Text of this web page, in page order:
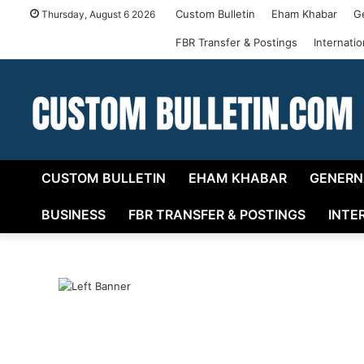
Thursday, August 6 2026 Custom Bulletin Eham Khabar
FBR Transfer & Postings
CUSTOM BULLETIN EHAM KHABAR
BUSINESS FBR TRANSFER & POSTINGS